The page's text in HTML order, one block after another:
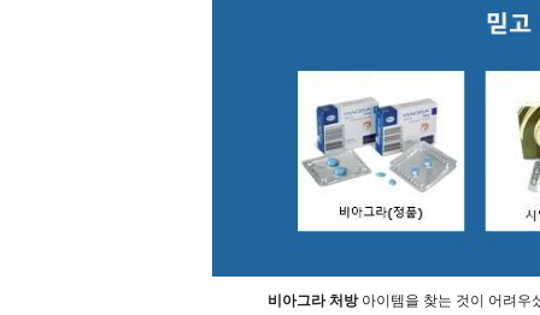
비아그라 처방아이템을 찾는 것이 어려우